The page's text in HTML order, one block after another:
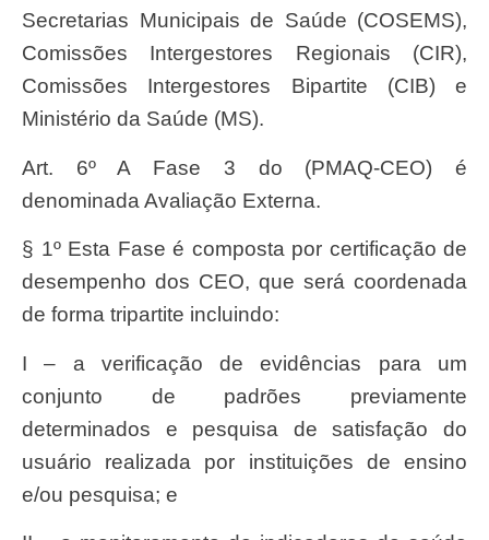
Secretarias Municipais de Saúde (COSEMS),
Comissões Intergestores Regionais (CIR),
Comissões Intergestores Bipartite (CIB) e
Ministério da Saúde (MS).
Art. 6º A Fase 3 do (PMAQ-CEO) é
denominada Avaliação Externa.
§ 1º Esta Fase é composta por certificação de
desempenho dos CEO, que será coordenada
de forma tripartite incluindo:
I – a verificação de evidências para um
conjunto de padrões previamente
determinados e pesquisa de satisfação do
usuário realizada por instituições de ensino
e/ou pesquisa; e